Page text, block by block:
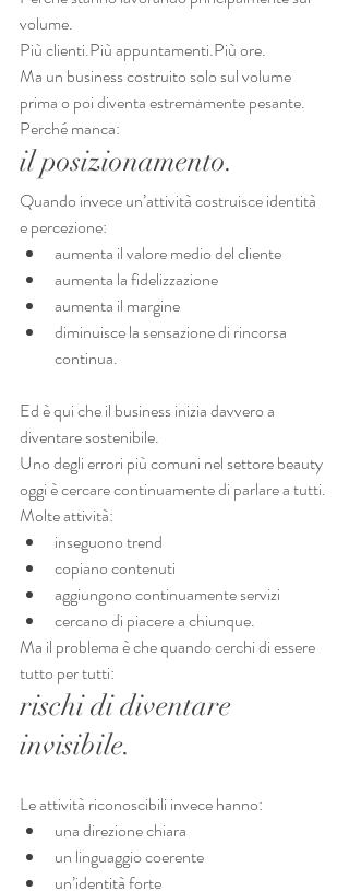
volume.
Più clienti.Più appuntamenti.Più ore.
Ma un business costruito solo sul volume
prima o poi diventa estremamente pesante.
Perché manca:
il posizionamento.
Quando invece un’attività costruisce identità
e percezione:
aumenta il valore medio del cliente
aumenta la fidelizzazione
aumenta il margine
diminuisce la sensazione di rincorsa
continua.
Ed è qui che il business inizia davvero a
diventare sostenibile.
Uno degli errori più comuni nel settore beauty
oggi è cercare continuamente di parlare a tutti.
Molte attività:
inseguono trend
copiano contenuti
aggiungono continuamente servizi
cercano di piacere a chiunque.
Ma il problema è che quando cerchi di essere
tutto per tutti:
rischi di diventare
invisibile.
Le attività riconoscibili invece hanno:
una direzione chiara
un linguaggio coerente
un’identità forte